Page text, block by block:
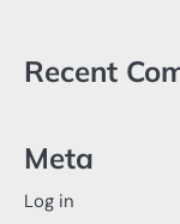
Recent
Meta
Log in